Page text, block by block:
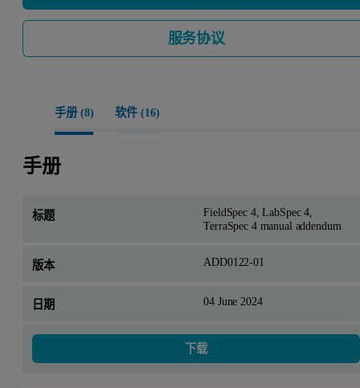
服务协议
手册 (8) 软件 (16)
手册
FieldSpec 4, LabSpec 4,
TerraSpec 4 manual addendum
ADD0122-01
04 June 2024
下载